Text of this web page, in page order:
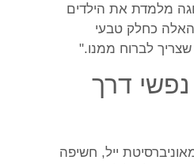
מלמדת את הילדים
כחלק טבעי
לברוח ממנו."
דרך
ייל, חשיפה